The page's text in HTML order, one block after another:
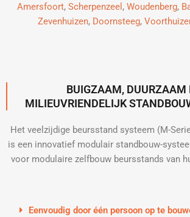
Amersfoort, Scherpenzeel , Woudenberg,
Zevenhuizen, Doornsteeg,
BUIGZAAM, DUURZAAM
MILIEUVRIENDELIJK
Het veelzijdige beursstand systeem (M-
is een innovatief modulair standbouw-
voor modulaire zelfbouw beursstands van
Eenvoudig door één persoon op te